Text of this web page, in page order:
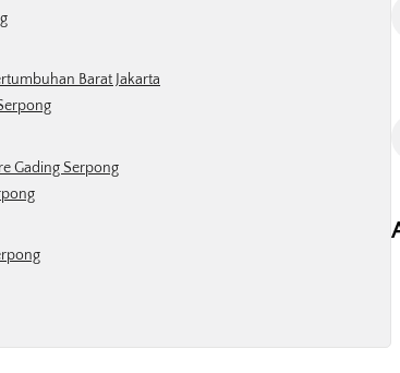
Barat Jakarta
Gading Serpong